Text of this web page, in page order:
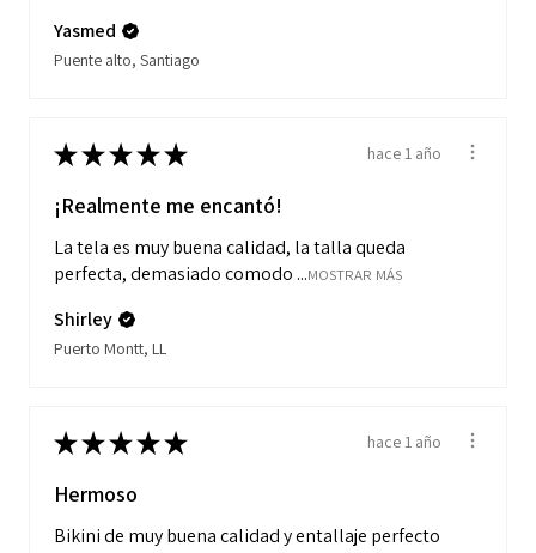
Yasmed
Puente alto, Santiago
★★★★★ hace 1 año
¡Realmente me encantó!
La tela es muy buena calidad, la talla queda
perfecta, demasiado comodo ...MOSTRAR MÁS
Shirley
Puerto Montt, LL
★★★★★ hace 1 año
Hermoso
Bikini de muy buena calidad y entallaje perfecto